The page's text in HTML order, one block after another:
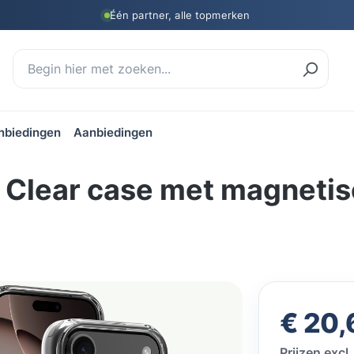
Één partner, alle topmerken
Aanbiedingen
Clear case met
€